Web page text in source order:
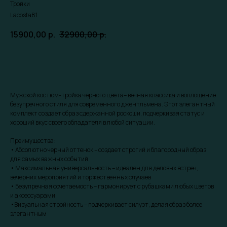
Тройки
Lacosta81
15900,00 р. 32900,00р.
Мужской костюм-тройка черного цвета– вечная классика и воплощение
безупречного стиля для современного джентльмена. Этот элегантный
комплект создает образ сдержанной роскоши, подчеркивая статус и
хороший вкус своего обладателя в любой ситуации.
Преимущества:
• Абсолютно черный оттенок – создает строгий и благородный образ
для самых важных событий
• Максимальная универсальность – идеален для деловых встреч,
вечерних мероприятий и торжественных случаев
• Безупречная сочетаемость – гармонирует с рубашками любых цветов
и аксессуарами
•Визуальная стройность – подчеркивает силуэт, делая образ более
элегантным